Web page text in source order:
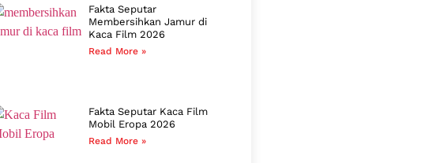
Fakta Seputar
Membersihkan Jamur di
Kaca Film 2026
Read More »
Fakta Seputar Kaca Film
Mobil Eropa 2026
Read More »